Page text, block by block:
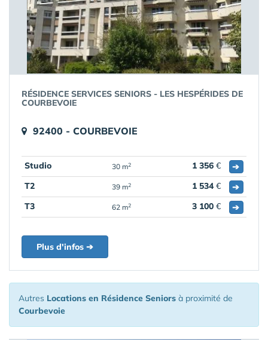
RÉSIDENCE SERVICES SENIORS - LES HESPÉRIDES DE
COURBEVOIE
92400 - COURBEVOIE
Studio 30 m2 1 356 €
➔
T2
39 m2 1 534€
➔
T3
62 m2 3 100 € ➔
Plus d'infos ➔
Autres Locations en Résidence Seniors à proximité de
Courbevoie